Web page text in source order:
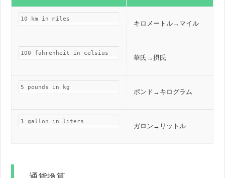
10 km in miles
キロメートル→マイル
100 fahrenheit in celsius
華氏→摂氏
5 pounds in kg
ポンド→キログラム
1 gallon in liters
ガロン→リットル